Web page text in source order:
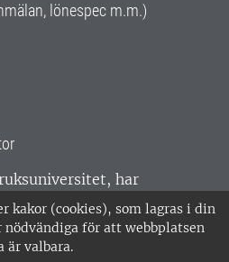
kakor (cookies), som lagras i din
nödvändiga för att webbplatsen
är valbara.
lönespec m.m.)
har
Sverige. Huvudorter är
Umeå.SLU är
ISO 14001. •